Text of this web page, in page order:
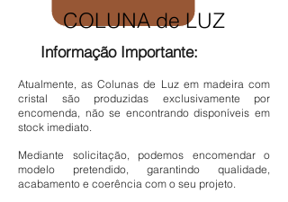
COLUNA de LUZ
Informação Importante:
Atualmente, as Colunas de Luz em madeira com
cristal são produzidas exclusivamente por
encomenda, não se encontrando disponíveis em
stock imediato.
Mediante solicitação, podemos encomendar o
modelo pretendido, garantindo qualidade,
acabamento e coerência com o seu projeto.